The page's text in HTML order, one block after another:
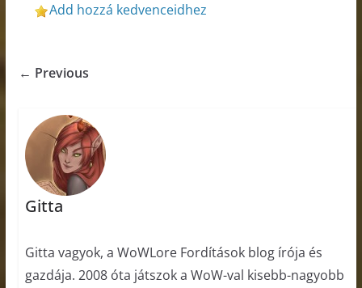
Add hozzá kedvenceidhez
← Previous
Gitta
Gitta vagyok, a WoWLore Fordítások blog írója és
gazdája. 2008 óta játszok a WoW-val kisebb-nagyobb